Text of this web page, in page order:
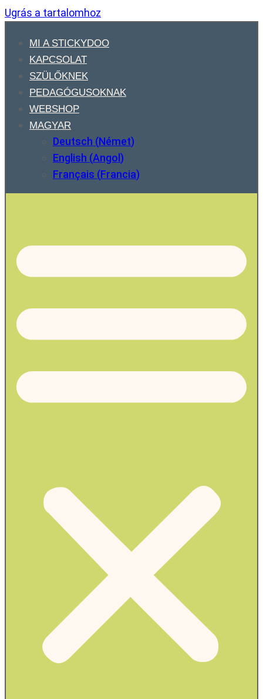
Ugrás a tartalomhoz
MI A STICKYDOO
KAPCSOLAT
SZÜLŐKNEK
PEDAGÓGUSOKNAK
WEBSHOP
MAGYAR
Deutsch (Német)
English (Angol )
Français (Francia)